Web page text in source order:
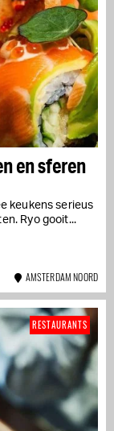
en sferen
keukens serieus
Ryo gooit...
AMSTERDAM NOORD
RESTAURANTS